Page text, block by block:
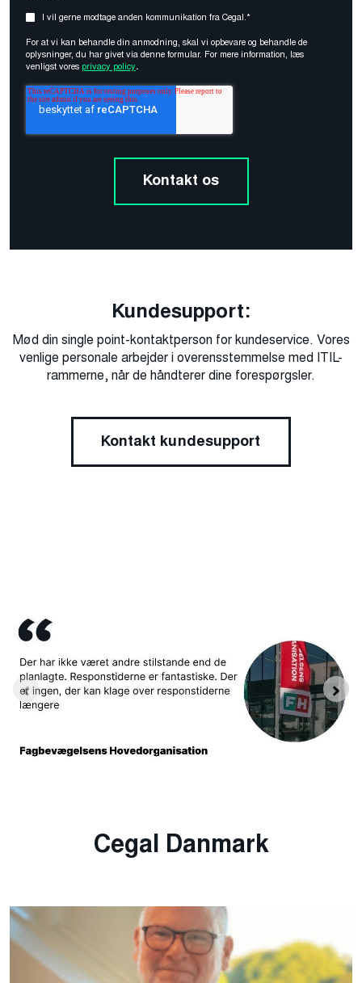
I vil gerne modtage anden kommunikation fra Cegal.*
For at vi kan behandle din anmodning, skal vi opbevare og behandle de
oplysninger, du har givet via denne formular. For mere information, læs
venligst vores privacy policy.
Kundesupport:
Mød din single point-kontaktperson for kundeservice. Vores
venlige personale arbejder i overensstemmelse med ITIL-
rammerne, når de håndterer dine forespørgsler.
Kontakt kundesupport
Cegal Danmark